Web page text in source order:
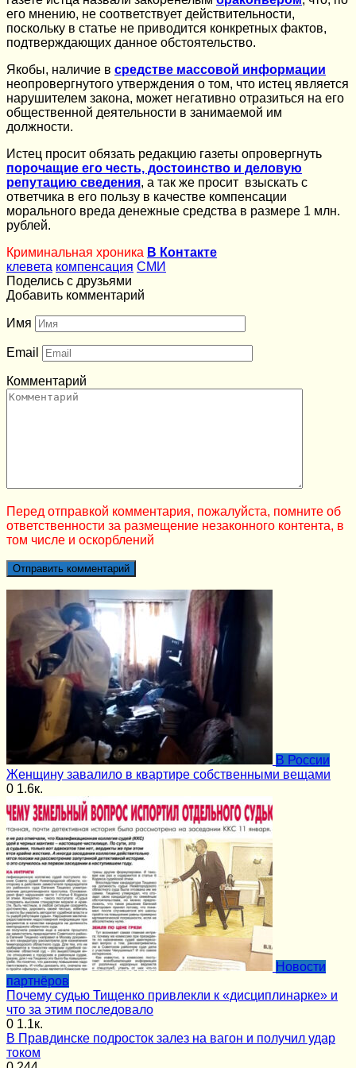
его мнению, не соответствует действительности,
поскольку в статье не приводится конкретных фактов,
подтверждающих данное обстоятельство.
Якобы, наличие в средстве массовой информации
неопровергнутого утверждения о том, что истец является
нарушителем закона, может негативно отразиться на его
общественной деятельности в занимаемой им
должности.
Истец просит обязать редакцию газеты опровергнуть
порочащие его честь, достоинство и деловую
репутацию сведения, а так же просит взыскать с
ответчика в его пользу в качестве компенсации
морального вреда денежные средства в размере 1 млн.
рублей.
Криминальная хроника В Контакте
клевета компенсация СМИ
Поделись с друзьями
Добавить комментарий
Имя
Email
Комментарий
Перед отправкой комментария, пожалуйста, помните об
ответственности за размещение незаконного контента, в
том числе и оскорблений
В России
Женщину завалило в квартире собственными вещами
0 1.6к.
Новости
партнёров
Почему судью Тищенко привлекли к «дисциплинарке» и
что за этим последовало
0 1.1к.
В Правдинске подросток залез на вагон и получил удар
током